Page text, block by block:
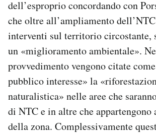
dell’esproprio concordando con
che oltre all’ampliamento
interventi sul territorio circostante,
un «miglioramento ambientale».
provvedimento vengono citate
pubblico interesse» la
naturalistica» nelle aree che
di NTC e in altre che
della zona. Complessivamente